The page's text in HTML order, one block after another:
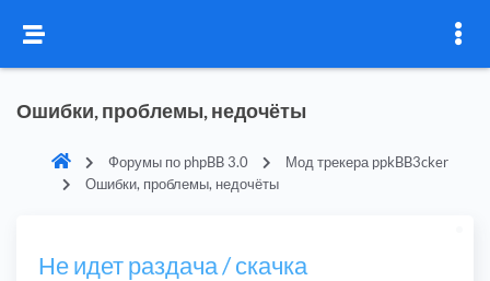
Ошибки, проблемы, недочёты
Форумы по phpBB 3.0
Мод трекера ppkBB3cker
Ошибки, проблемы, недочёты
Не идет раздача / скачка